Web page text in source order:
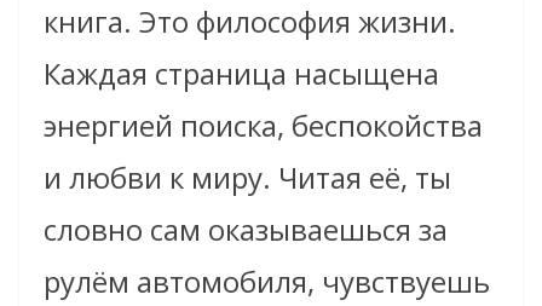
книга. Это философия жизни.
Каждая страница насыщена
энергией поиска, беспокойства
и любви к миру. Читая её, ты
словно сам оказываешься за
рулём автомобиля, чувствуешь